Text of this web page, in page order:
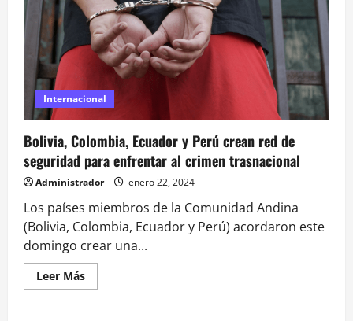
Internacional
Bolivia, Colombia, Ecuador y Perú crean red de
seguridad para enfrentar al crimen trasnacional
Administrador enero 22, 2024
Los países miembros de la Comunidad Andina
(Bolivia, Colombia, Ecuador y Perú) acordaron este
domingo crear una...
Leer MásLeer
más